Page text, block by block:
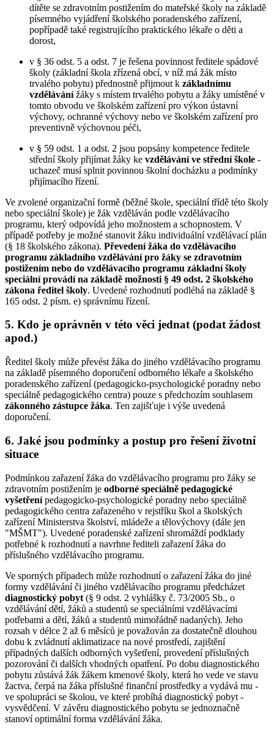
dítěte se zdravotním postižením do mateřské školy na základě
písemného vyjádření školského poradenského zařízení,
popřípadě také registrujícího praktického lékaře o děti a
dorost,
v § 36 odst. 5 a odst. 7 je řešena povinnost ředitele spádové
školy (základní škola zřízená obcí, v níž má žák místo
trvalého pobytu) přednostně přijmout k základnímu
vzdělávánížáky s místem trvalého pobytu a žáky umístěné v
tomto obvodu ve školském zařízení pro výkon ústavní
výchovy, ochranné výchovy nebo ve školském zařízení pro
preventivně výchovnou péči,
v § 59 odst. 1 a odst. 2 jsou popsány kompetence ředitele
střední školy přijímat žáky ke vzdělávání ve střední škole -
uchazeč musí splnit povinnou školní docházku a podmínky
přijímacího řízení.
Ve zvolené organizační formě (běžné škole, speciální třídě této školy
nebo speciální škole) je žák vzděláván podle vzdělávacího
programu, který odpovídá jeho možnostem a schopnostem. V
případě potřeby je možné stanovit žáku individuální vzdělávací plán
(§ 18 školského zákona). Převedení žáka do vzdělávacího
programu základního vzdělávání pro žáky se zdravotním
postižením nebo do vzdělávacího programu základní školy
speciální provádí na základě možnosti § 49 odst. 2 školského
zákona ředitel školy. Uvedené rozhodnutí podléhá na základě §
165 odst. 2 písm. e) správnímu řízení.
5. Kdo je oprávněn v této věci jednat (podat žádost
apod.)
Ředitel školy může převést žáka do jiného vzdělávacího programu
na základě písemného doporučení odborného lékaře a školského
poradenského zařízení (pedagogicko-psychologické poradny nebo
speciálně pedagogického centra) pouze s předchozím souhlasem
zákonného zástupce žáka. Ten zajišťuje i výše uvedená
doporučení.
6. Jaké jsou podmínky a postup pro řešení životní
situace
Podmínkou zařazení žáka do vzdělávacího programu pro žáky se
zdravotním postižením je odborné speciálně pedagogické
vyšetřenípedagogicko-psychologické poradny nebo speciálně
pedagogického centra zařazeného v rejstříku škol a školských
zařízení Ministerstva školství, mládeže a tělovýchovy (dále jen
"MŠMT"). Uvedené poradenské zařízení shromáždí podklady
potřebné k rozhodnutí a navrhne řediteli zařazení žáka do
příslušného vzdělávacího programu.
Ve sporných případech může rozhodnutí o zařazení žáka do jiné
formy vzdělávání či jiného vzdělávacího programu předcházet
diagnostický pobyt (§ 9 odst. 2 vyhlášky č. 73/2005 Sb., o
vzdělávání dětí, žáků a studentů se speciálními vzdělávacími
potřebami a dětí, žáků a studentů mimořádně nadaných). Jeho
rozsah v délce 2 až 6 měsíců je považován za dostatečně dlouhou
dobu k zvládnutí aklimatizace na nové prostředí, zajištění
případných dalších odborných vyšetření, provedení příslušných
pozorování či dalších vhodných opatření. Po dobu diagnostického
pobytu zůstává žák žákem kmenové školy, která ho vede ve stavu
žactva, čerpá na žáka příslušné finanční prostředky a vydává mu -
ve spolupráci se školou, ve které probíhá diagnostický pobyt -
vysvědčení. V závěru diagnostického pobytu se jednoznačně
stanoví optimální forma vzdělávání žáka.